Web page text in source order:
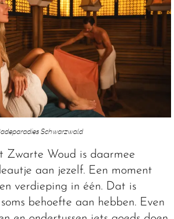
Schwarzwald
Zwarte Woud is daarmee
aan jezelf. Een moment
verdieping in één. Dat is
behoefte aan hebben. Even